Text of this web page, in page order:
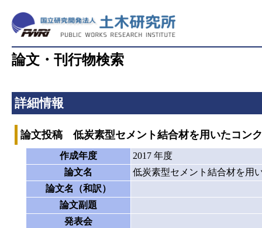
論文・刊行物検索
詳細情報
論文投稿 低炭素型セメント結合材を用いたコン
作成年度
2017 年度
論文名
低炭素型セメント結合材を用
論文名（和訳）
論文副題
発表会